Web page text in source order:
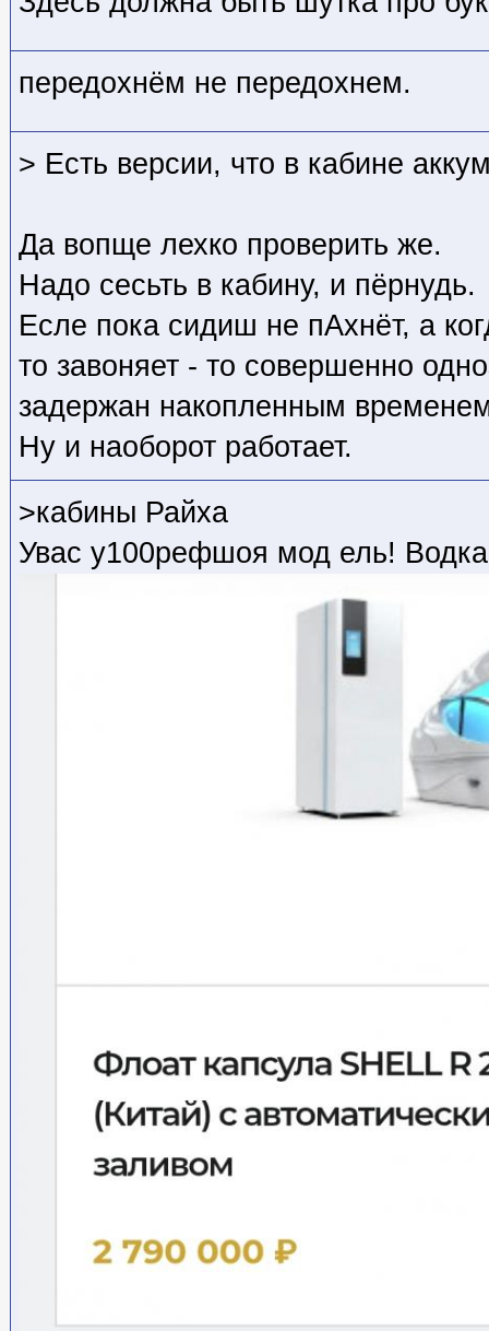
передохнём не передохнем.
> Есть версии, что в кабине
Да вопще лехко проверить же.
Надо сесьть в кабину, и пёрнудь.
Есле пока сидиш не пАхнёт, а
то завоняет - то совершенно
задержан накопленным
Ну и наоборот работает.
>кабины Райха
Увас у100рефшоя мод ель!